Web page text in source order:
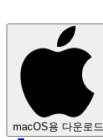
macOS용 다운로드